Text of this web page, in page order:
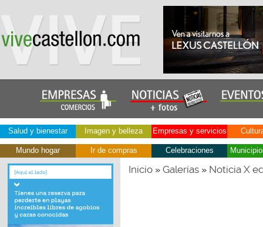
Salud y bienestar Imagen y belleza Empresas y servicios
Mundo hogar Ir de compras Celebraciones
Inicio» Galerías» Noticia X